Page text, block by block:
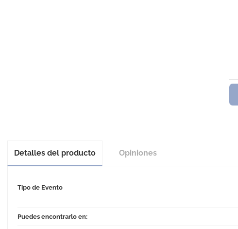
Detalles del producto Opiniones
Tipo de Evento
Puedes encontrarlo en: